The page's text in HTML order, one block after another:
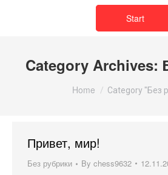
Start
Category Archives:
You are here:
Home Category "Без
Привет, мир!
Без рубрики By chess9632